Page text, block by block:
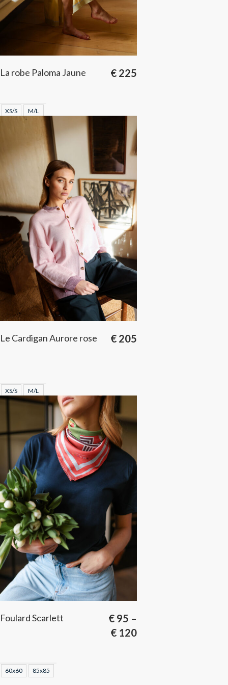
La robe Paloma Jaune €225
XS/S M/L
Le Cardigan Aurore rose €205
XS/S M/L
Foulard Scarlett €95 –
€120
60x60 85x85